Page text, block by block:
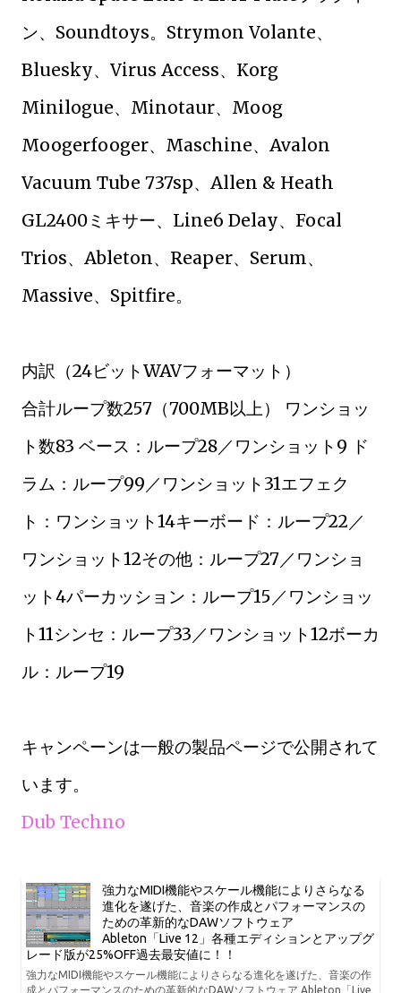
ン、Soundtoys。Strymon Volante、
Bluesky、Virus Access、Korg
Minilogue、Minotaur、Moog
Moogerfooger、Maschine、Avalon
Vacuum Tube 737sp、Allen & Heath
GL2400ミキサー、Line6 Delay、Focal
Trios、Ableton、Reaper、Serum、
Massive、Spitfire。
内訳（24ビットWAVフォーマット）
合計ループ数257（700MB以上） ワンショッ
ト数83 ベース：ループ28／ワンショット9 ド
ラム：ループ99／ワンショット31エフェク
ト：ワンショット14キーボード：ループ22／
ワンショット12その他：ループ27／ワンショ
ット4パーカッション：ループ15／ワンショッ
ト11シンセ：ループ33／ワンショット12ボーカ
ル：ループ19
キャンペーンは一般の製品ページで公開されて
います。
Dub Techno
強力なMIDI機能やスケール機能によりさらなる
進化を遂げた、音楽の作成とパフォーマンスの
ための革新的なDAWソフトウェア
Ableton「Live 12」各種エディションとアップグ
レード版が25%OFF過去最安値に！！
強力なMIDI機能やスケール機能によりさらなる進化を遂げた、音楽の作
成とパフォーマンスのための革新的なDAWソフトウェア Ableton「Live